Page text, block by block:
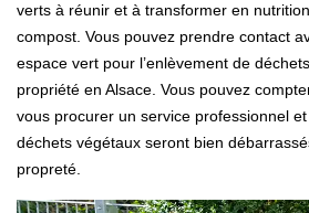
verts à réunir et à transformer en
compost. Vous pouvez prendre contact
espace vert pour l’enlèvement de
propriété en Alsace. Vous pouvez
vous procurer un service professionnel
déchets végétaux seront bien
propreté.